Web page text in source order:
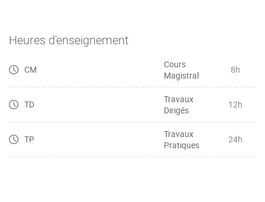
Heures d'enseignement
CM
Cours
Magistral
8h
TD
Travaux
Dirigés
12h
TP
Travaux
Pratiques
24h